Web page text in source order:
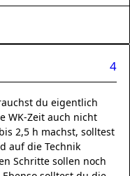
4
du eigentlich
WK-Zeit auch nicht
2,5 h machst, solltest
auf die Technik
Schritte sollen noch